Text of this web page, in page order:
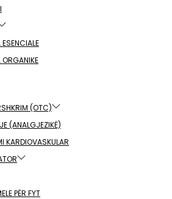
(OTC)
(ANALGJEZIKË)
KARDIOVASKULAR
PËR FYT